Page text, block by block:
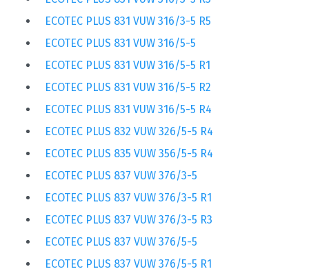
ECOTEC PLUS 831 VUW 316/3-5 R5
ECOTEC PLUS 831 VUW 316/5-5
ECOTEC PLUS 831 VUW 316/5-5 R1
ECOTEC PLUS 831 VUW 316/5-5 R2
ECOTEC PLUS 831 VUW 316/5-5 R4
ECOTEC PLUS 832 VUW 326/5-5 R4
ECOTEC PLUS 835 VUW 356/5-5 R4
ECOTEC PLUS 837 VUW 376/3-5
ECOTEC PLUS 837 VUW 376/3-5 R1
ECOTEC PLUS 837 VUW 376/3-5 R3
ECOTEC PLUS 837 VUW 376/5-5
ECOTEC PLUS 837 VUW 376/5-5 R1